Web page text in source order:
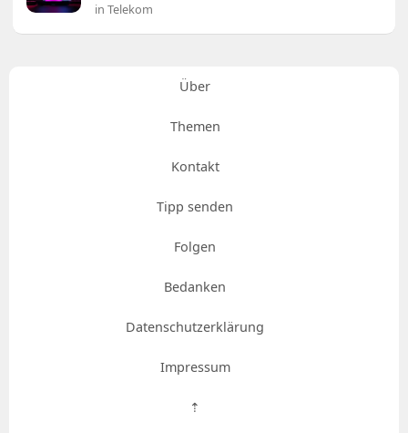
in Telekom
Über
Themen
Kontakt
Tipp senden
Folgen
Bedanken
Datenschutzerklärung
Impressum
⇡